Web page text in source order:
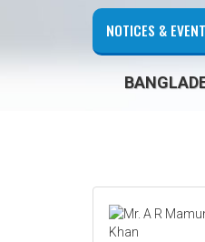
NOTICES &